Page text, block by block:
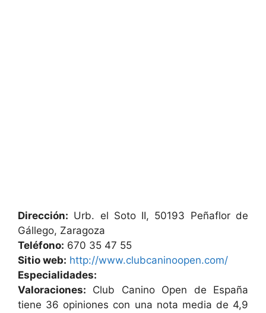
Dirección: Urb. el Soto II, 50193 Peñaflor de
Gállego, Zaragoza
Teléfono: 670 35 47 55
Sitio web: http://www.clubcaninoopen.com/
Especialidades:
Valoraciones: Club Canino Open de España
tiene 36 opiniones con una nota media de 4,9